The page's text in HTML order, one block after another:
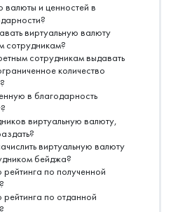
валюты и ценностей в
виртуальную валюту
сотрудникам?
сотрудникам выдавать
количество
в благодарность
виртуальную валюту,
виртуальную валюту
бейджа?
по полученной
рейтинга по отданной